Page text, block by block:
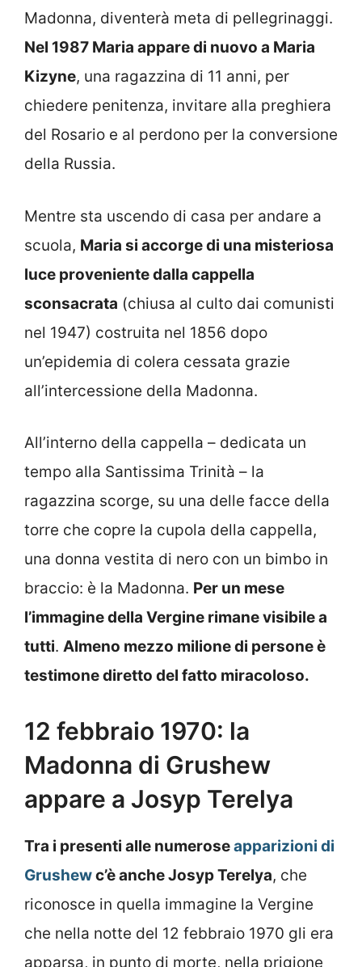
Madonna, diventerà meta di pellegrinaggi.
Nel 1987 Maria appare di nuovo a Maria
Kizyne, una ragazzina di 11 anni, per
chiedere penitenza, invitare alla preghiera
del Rosario e al perdono per la conversione
della Russia.
Mentre sta uscendo di casa per andare a
scuola, Maria si accorge di una misteriosa
luce proveniente dalla cappella
sconsacrata (chiusa al culto dai comunisti
nel 1947) costruita nel 1856 dopo
un’epidemia di colera cessata grazie
all’intercessione della Madonna.
All’interno della cappella – dedicata un
tempo alla Santissima Trinità – la
ragazzina scorge, su una delle facce della
torre che copre la cupola della cappella,
una donna vestita di nero con un bimbo in
braccio: è la Madonna. Per un mese
l’immagine della Vergine rimane visibile a
tutti. Almeno mezzo milione di persone è
testimone diretto del fatto miracoloso.
12 febbraio 1970: la
Madonna di Grushew
appare a Josyp Terelya
Tra i presenti alle numeroseapparizioni di
Grushewc’è anche Josyp Terelya, che
riconosce in quella immagine la Vergine
che nella notte del 12 febbraio 1970 gli era
apparsa, in punto di morte, nella prigione